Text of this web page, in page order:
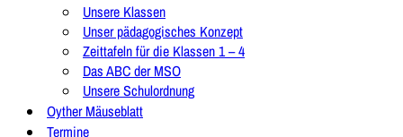
Unsere Klassen
Unser pädagogisches Konzept
Zeittafeln für die Klassen 1 – 4
Das ABC der MSO
Unsere Schulordnung
Oyther Mäuseblatt
Termine